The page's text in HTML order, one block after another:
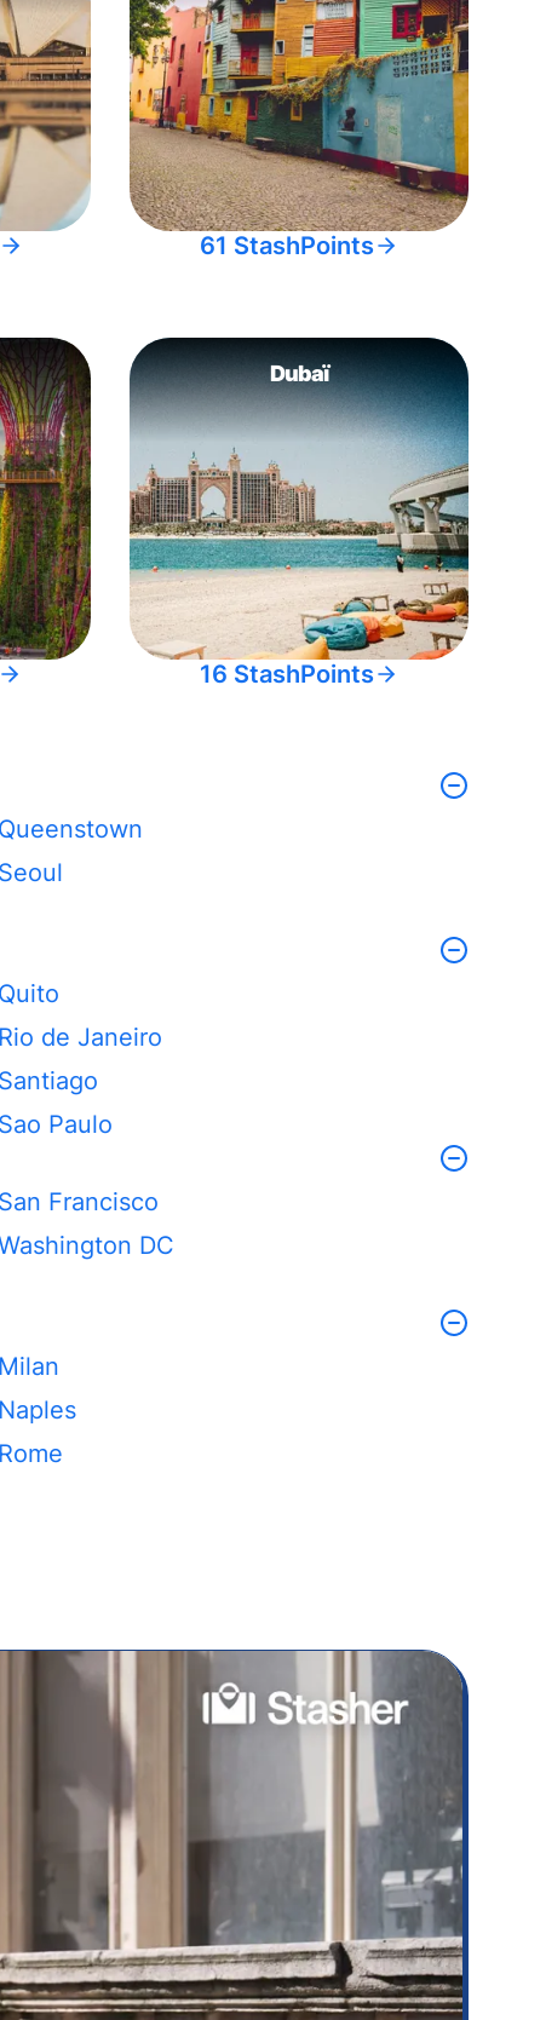
61 StashPoints
Dubaï
16 StashPoints
Queenstown
Seoul
Quito
Rio de Janeiro
Santiago
Sao Paulo
San Francisco
DC
Milan
Naples
Rome